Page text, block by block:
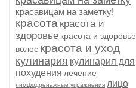
красавицам на заметку!
красота красота и
здоровье красота и здоровье
волос красота и уход
кулинария кулинария для
похудения лечение
лимфодренажные упражнения лицо